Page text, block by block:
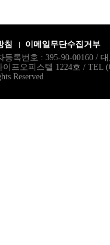
침
이메일무단수집거부
록번호 : 395-90-00160 /
프오피스텔 1224호 / TEL
Reserved